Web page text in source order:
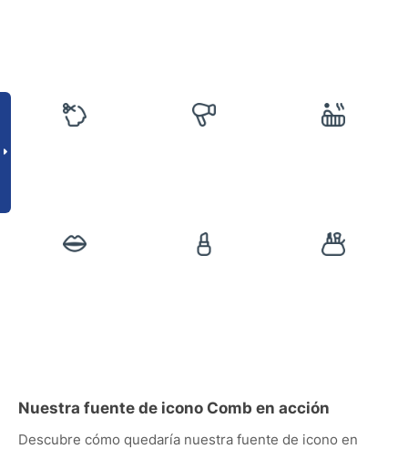
Nuestra fuente de icono Comb en acción
Descubre cómo quedaría nuestra fuente de icono en